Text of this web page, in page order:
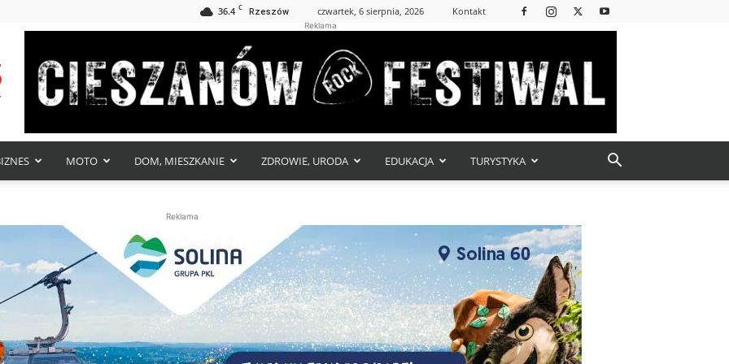
36.4 C Rzeszów czwartek, 6 sierpnia, 2026 Kontakt
Reklama
MOTO DOM, MIESZKANIE ZDROWIE, URODA EDUKACJA TURYSTYKA
Reklama